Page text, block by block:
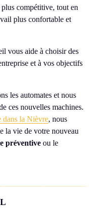
compétitive, tout en
plus confortable et
vous aide à choisir des
et à vos objectifs
les automates et nous
ces nouvelles machines.
dans la Nièvre, nous
la vie de votre nouveau
préventive ou le